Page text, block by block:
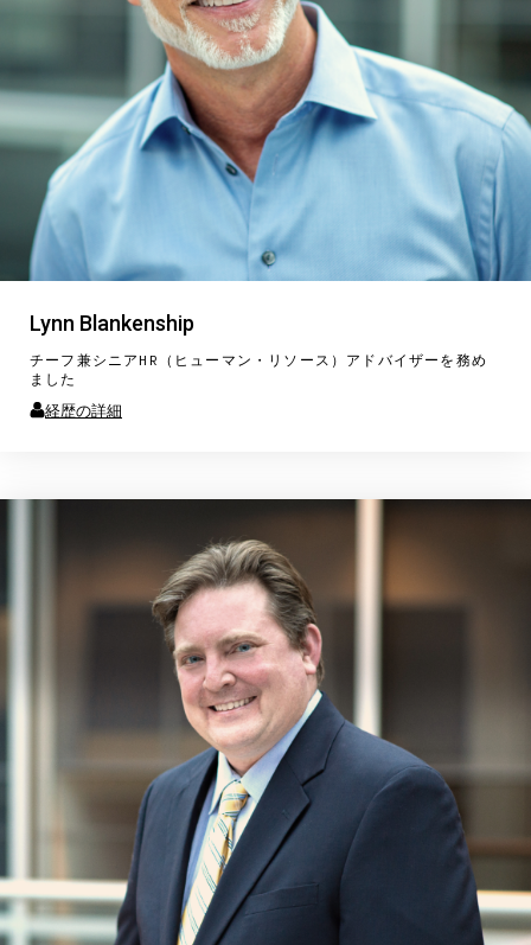
Lynn Blankenship
チーフ兼シニアHR（ヒューマン・リソース）アドバイザーを務め
ました
経歴の詳細